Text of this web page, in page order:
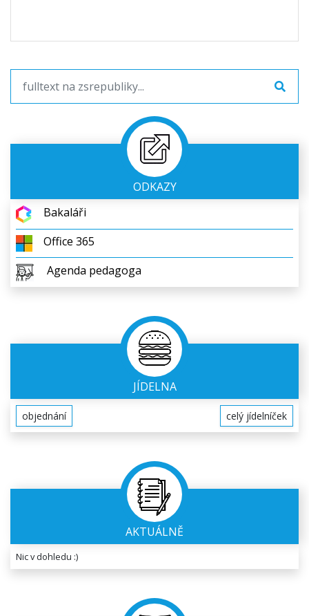
ODKAZY
Bakaláři
Office 365
Agenda pedagoga
JÍDELNA
objednání celý jídelníček
AKTUÁLNĚ
Nic v dohledu :)